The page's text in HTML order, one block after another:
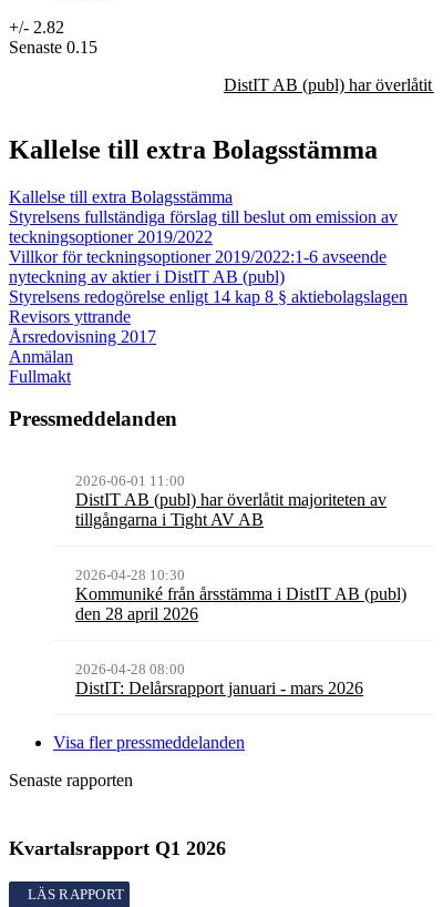
+/- 2.82
Senaste 0.15
DistIT AB (publ) har överlåtit
Kallelse till extra Bolagsstämma
Kallelse till extra Bolagsstämma
Styrelsens fullständiga förslag till beslut om emission av
teckningsoptioner 2019/2022
Villkor för teckningsoptioner 2019/2022:1-6 avseende
nyteckning av aktier i DistIT AB (publ)
Styrelsens redogörelse enligt 14 kap 8 § aktiebolagslagen
Revisors yttrande
Årsredovisning 2017
Anmälan
Fullmakt
Pressmeddelanden
2026-06-01 11:00
DistIT AB (publ) har överlåtit majoriteten av
tillgångarna i Tight AV AB
2026-04-28 10:30
Kommuniké från årsstämma i DistIT AB (publ)
den 28 april 2026
2026-04-28 08:00
DistIT: Delårsrapport januari - mars 2026
Visa fler pressmeddelanden
Senaste rapporten
Kvartalsrapport Q1 2026